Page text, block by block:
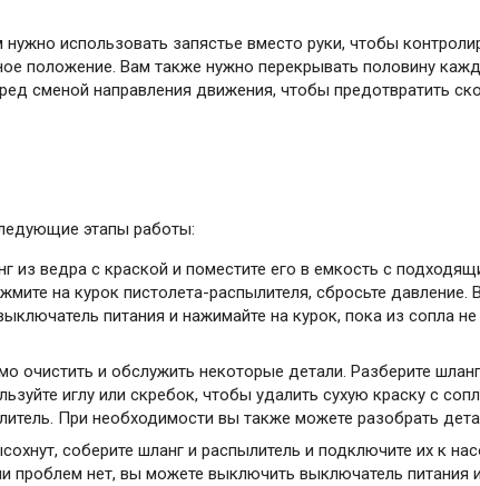
использовать запястье вместо руки, чтобы
положение. Вам также нужно перекрывать половину
сменой направления движения, чтобы предотвратить
этапы работы:
ведра с краской и поместите его в емкость с
на курок пистолета-распылителя, сбросьте давление.
питания и нажимайте на курок, пока из сопла
и обслужить некоторые детали. Разберите
иглу или скребок, чтобы удалить сухую краску с
При необходимости вы также можете разобрать
соберите шланг и распылитель и подключите их к
проблем нет, вы можете выключить выключатель